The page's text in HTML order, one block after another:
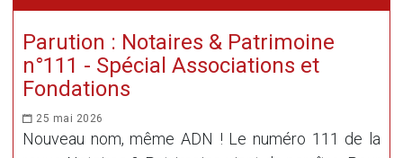
Parution : Notaires & Patrimoine
n°111 - Spécial Associations et
Fondations
25 mai 2026
Nouveau nom, même ADN ! Le numéro 111 de la